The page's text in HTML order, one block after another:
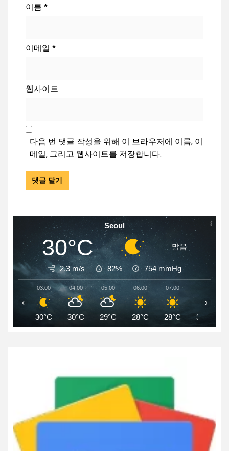
이름 *
이메일 *
웹사이트
다음 번 댓글 작성을 위해 이 브라우저에 이름, 이
메일, 그리고 웹사이트를 저장합니다.
Seoul
30°C 맑음
2.3 m/s 82% 754 mmHg
03:00
30°C
04:00
30°C
05:00
29°C
06:00
28°C
07:00
28°C
08:00
30°C
‹ ›